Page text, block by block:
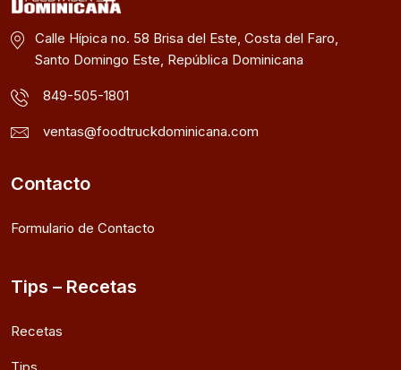
Calle Hípica no. 58 Brisa del Este, Costa del Faro,
Santo Domingo Este, República Dominicana
849-505-1801
ventas@foodtruckdominicana.com
Contacto
Formulario de Contacto
Tips – Recetas
Recetas
Tips